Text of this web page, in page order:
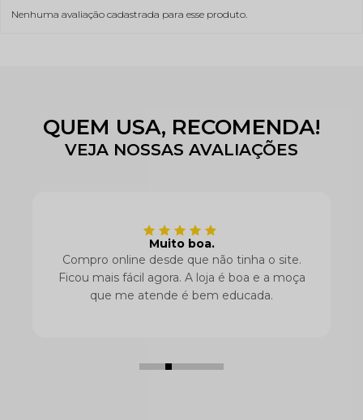
Nenhuma avaliação cadastrada para esse produto.
QUEM USA, RECOMENDA!
VEJA NOSSAS AVALIAÇÕES
Muito boa.
Compro online desde que não tinha o site.
Ficou mais fácil agora. A loja é boa e a moça
que me atende é bem educada.